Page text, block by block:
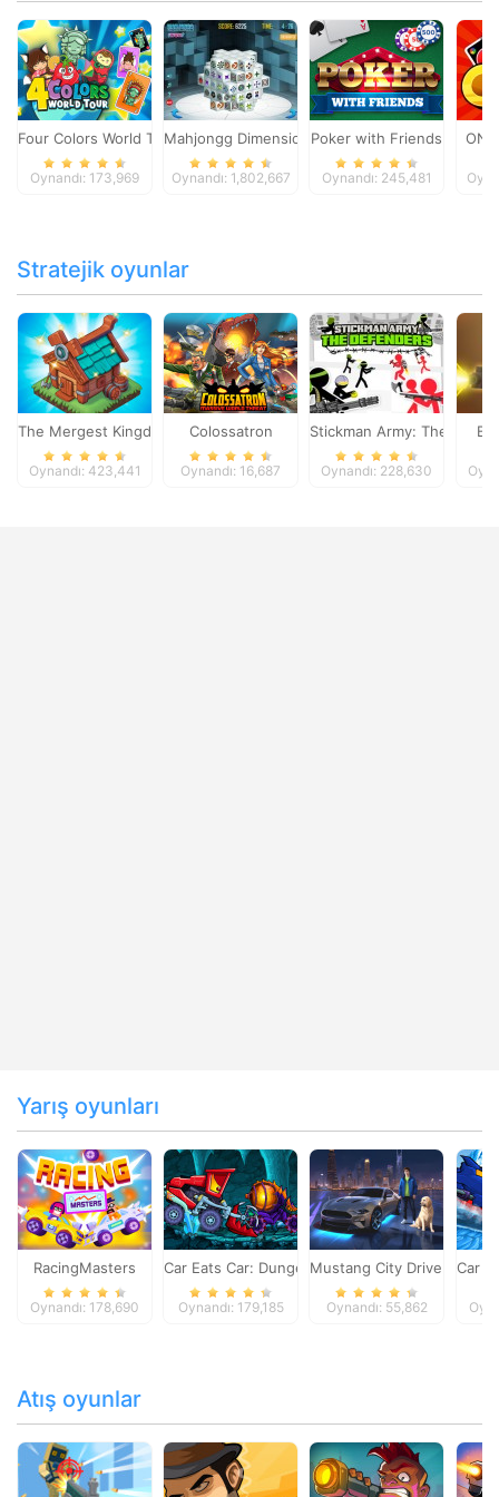
Four Colors World Tour
Oynandı: 173,969
Mahjongg Dimensions
Oynandı: 1,802,667
Poker with Friends
Oynandı: 245,481
Stratejik oyunlar
The Mergest Kingdom
Oynandı: 423,441
Colossatron
Oynandı: 16,687
Stickman Army: The
Oynandı: 228,630
Yarış oyunları
RacingMasters
Oynandı: 178,690
Car Eats Car: Dungeon Adventure
Oynandı: 179,185
Mustang City Driver
Oynandı: 55,862
Car
Atış oyunlar